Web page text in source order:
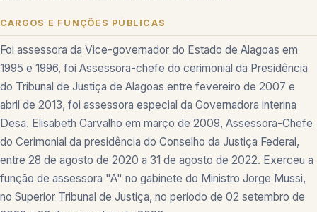
CARGOS E FUNÇÕES PÚBLICAS
Foi assessora da Vice-governador do Estado de Alagoas em
1995 e 1996, foi Assessora-chefe do cerimonial da Presidência
do Tribunal de Justiça de Alagoas entre fevereiro de 2007 e
abril de 2013, foi assessora especial da Governadora interina
Desa. Elisabeth Carvalho em março de 2009, Assessora-Chefe
do Cerimonial da presidência do Conselho da Justiça Federal,
entre 28 de agosto de 2020 a 31 de agosto de 2022. Exerceu a
função de assessora "A" no gabinete do Ministro Jorge Mussi,
no Superior Tribunal de Justiça, no período de 02 setembro de